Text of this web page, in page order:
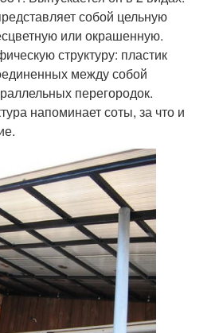
собой цельную
или окрашенную.
структуру: пластик
между собой
перегородок.
напоминает соты, за что и